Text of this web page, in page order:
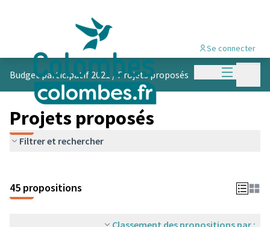
Menu
Se connecter
Budget participatif 2021 /Projets proposés
Projets proposés
Filtrer et rechercher
45 propositions
Classement des propositions par :